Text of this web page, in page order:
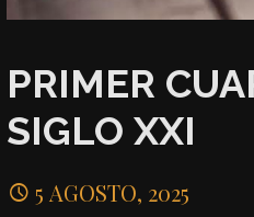
PRIMER
SIGLO XXI
5 AGOSTO, 2025